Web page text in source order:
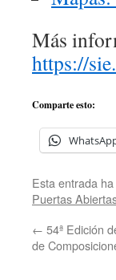
Más
https://
Comparte esto:
Esta entrada
Puertas
← 54ª Edición
de